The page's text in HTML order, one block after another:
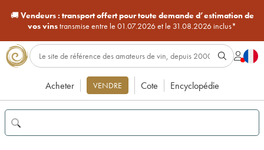
🚚Vendeurs : transport offert pour toute demande d’estimation de
vos vinstransmise entre le 01.07.2026 et le 31.08.2026 inclus*
Acheter VENDRE Cote Encyclopédie